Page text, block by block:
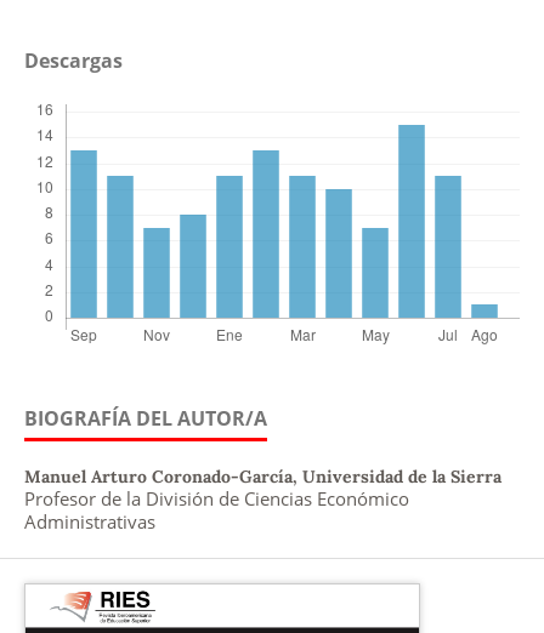
Descargas
BIOGRAFÍA DEL AUTOR/A
Manuel Arturo Coronado-García, Universidad de la Sierra
Profesor de la División de Ciencias Económico
Administrativas